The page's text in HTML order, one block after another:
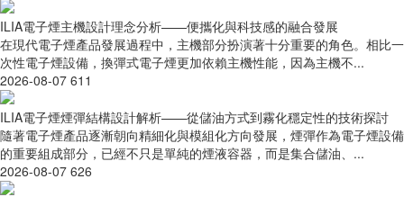
ILIA電子煙主機設計理念分析——便攜化與科技感的融合發展
在現代電子煙產品發展過程中，主機部分扮演著十分重要的角色。相比一
次性電子煙設備，換彈式電子煙更加依賴主機性能，因為主機不...
2026-08-07 611
ILIA電子煙煙彈結構設計解析——從儲油方式到霧化穩定性的技術探討
隨著電子煙產品逐漸朝向精細化與模組化方向發展，煙彈作為電子煙設備
的重要組成部分，已經不只是單純的煙液容器，而是集合儲油、...
2026-08-07 626